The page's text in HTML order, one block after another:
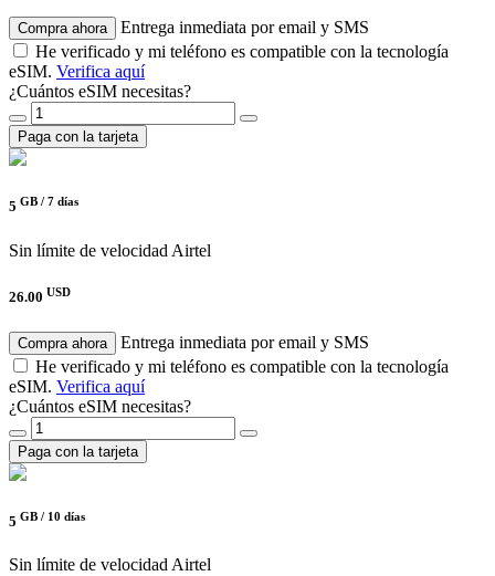
Compra ahora
Entrega inmediata por email y SMS
He verificado y mi teléfono es compatible con la tecnología
eSIM. Verifica aquí
¿Cuántos eSIM necesitas?
Paga con la tarjeta
5 GB / 7 días
Sin límite de velocidad Airtel
26.00 USD
Compra ahora
Entrega inmediata por email y SMS
He verificado y mi teléfono es compatible con la tecnología
eSIM. Verifica aquí
¿Cuántos eSIM necesitas?
Paga con la tarjeta
5 GB / 10 días
Sin límite de velocidad Airtel